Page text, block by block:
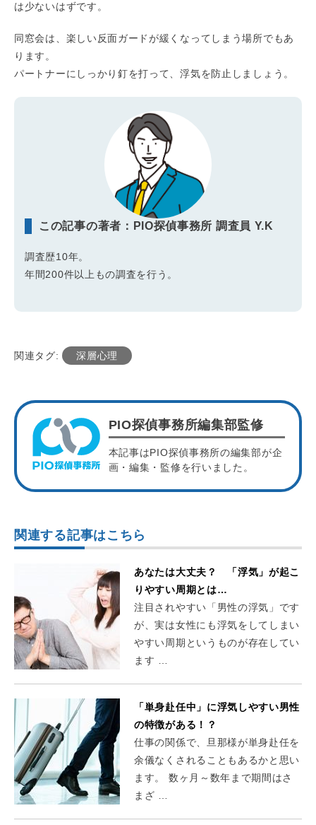
は少ないはずです。
同窓会は、楽しい反面ガードが緩くなってしまう場所でもあ
ります。
パートナーにしっかり釘を打って、浮気を防止しましょう。
この記事の著者：PIO探偵事務所 調査員 Y.K
調査歴10年。
年間200件以上もの調査を行う。
関連タグ: 深層心理
PIO探偵事務所編集部監修
本記事はPIO探偵事務所の編集部が企
画・編集・監修を行いました。
関連する記事はこちら
あなたは大丈夫？ 「浮気」が起こ
りやすい周期とは…
注目されやすい「男性の浮気」です
が、実は女性にも浮気をしてしまい
やすい周期というものが存在してい
ます …
「単身赴任中」に浮気しやすい男性
の特徴がある！？
仕事の関係で、旦那様が単身赴任を
余儀なくされることもあるかと思い
ます。 数ヶ月～数年まで期間はさ
まざ …